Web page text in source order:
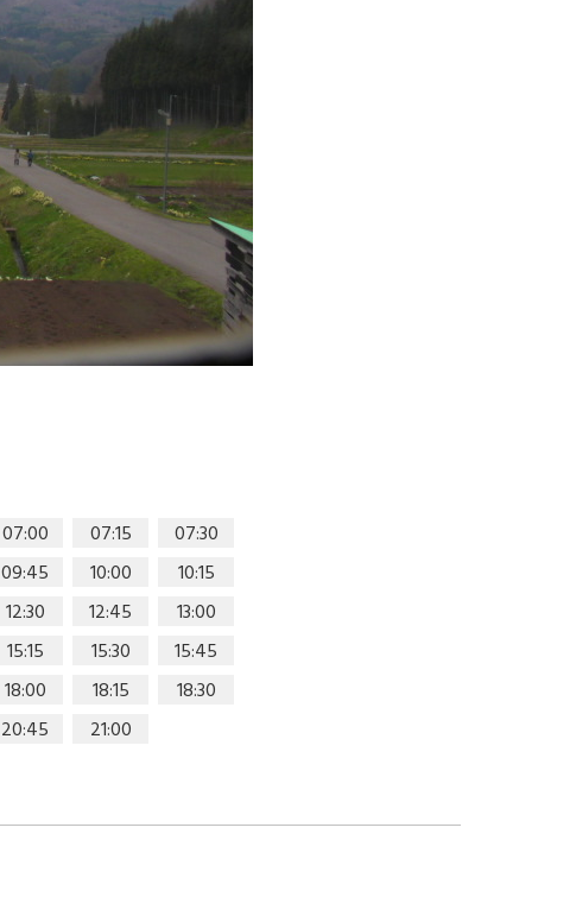
07:00 07:15
07:30
09:45 10:00
10:15
12:30 12:45
13:00
15:15 15:30
15:45
18:00 18:15
18:30
20:45 21:00